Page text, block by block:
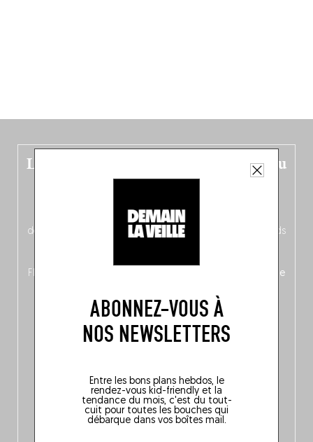
ABONNEZ-VOUS À
NOS NEWSLETTERS
Entre les bons plans hebdos, le
rendez-vous kid-friendly et la
tendance du mois, c'est du tout-
cuit pour toutes les bouches qui
débarque dans vos boîtes mail.
Le nouveau guide Belgique est sorti du
four !
néerlandais côté face – à moins que ne soit l’inverse ?),
découvrez
une partie mag « Nord-Zuid »
qui met les pieds
Flandre, à Bruxelles et en Wallonie, ainsi qu’
un palmarès de